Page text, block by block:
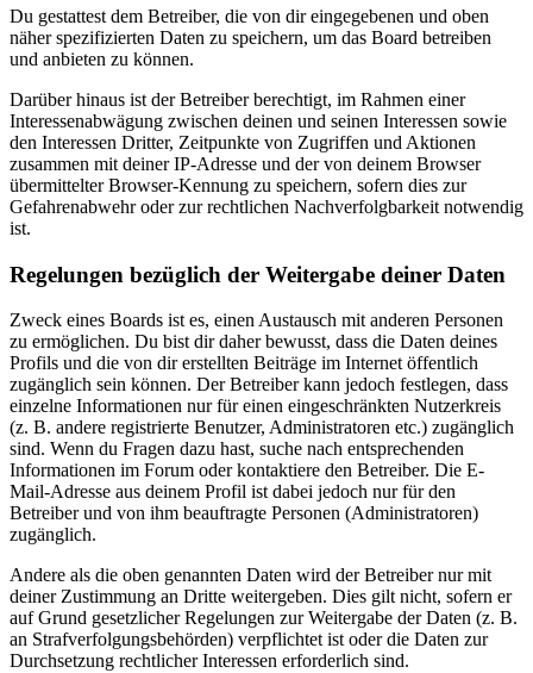
Du gestattest dem Betreiber, die von dir eingegebenen und oben
näher spezifizierten Daten zu speichern, um das Board betreiben
und anbieten zu können.
Darüber hinaus ist der Betreiber berechtigt, im Rahmen einer
Interessenabwägung zwischen deinen und seinen Interessen sowie
den Interessen Dritter, Zeitpunkte von Zugriffen und Aktionen
zusammen mit deiner IP-Adresse und der von deinem Browser
übermittelter Browser-Kennung zu speichern, sofern dies zur
Gefahrenabwehr oder zur rechtlichen Nachverfolgbarkeit notwendig
ist.
Regelungen bezüglich der Weitergabe deiner Daten
Zweck eines Boards ist es, einen Austausch mit anderen Personen
zu ermöglichen. Du bist dir daher bewusst, dass die Daten deines
Profils und die von dir erstellten Beiträge im Internet öffentlich
zugänglich sein können. Der Betreiber kann jedoch festlegen, dass
einzelne Informationen nur für einen eingeschränkten Nutzerkreis
(z. B. andere registrierte Benutzer, Administratoren etc.) zugänglich
sind. Wenn du Fragen dazu hast, suche nach entsprechenden
Informationen im Forum oder kontaktiere den Betreiber. Die E-
Mail-Adresse aus deinem Profil ist dabei jedoch nur für den
Betreiber und von ihm beauftragte Personen (Administratoren)
zugänglich.
Andere als die oben genannten Daten wird der Betreiber nur mit
deiner Zustimmung an Dritte weitergeben. Dies gilt nicht, sofern er
auf Grund gesetzlicher Regelungen zur Weitergabe der Daten (z. B.
an Strafverfolgungsbehörden) verpflichtet ist oder die Daten zur
Durchsetzung rechtlicher Interessen erforderlich sind.